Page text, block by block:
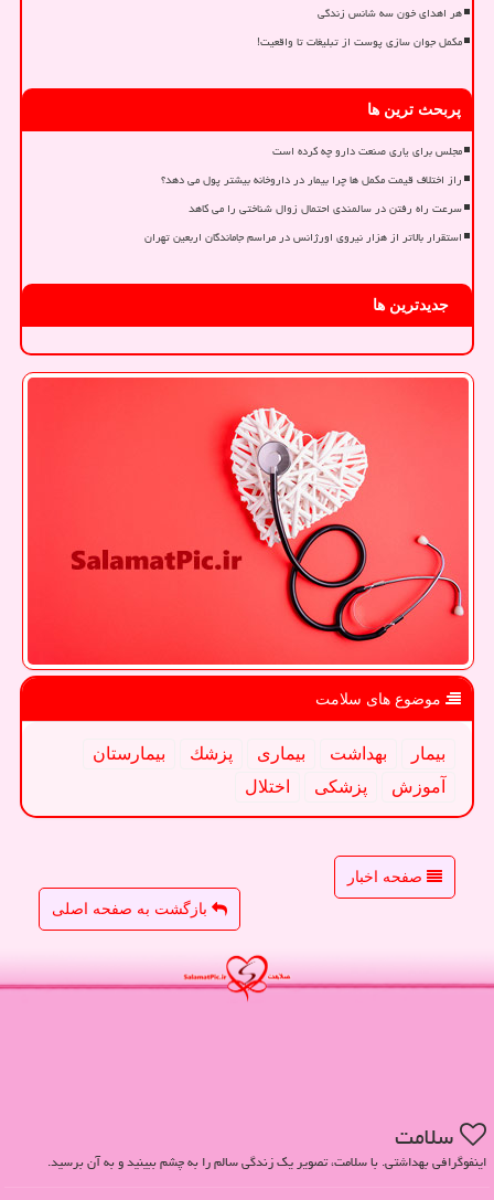
هر اهدای خون سه شانس زندگی
مکمل جوان سازی پوست از تبلیغات تا واقعیت!
پربحث ترین ها
مجلس برای یاری صنعت دارو چه کرده است
راز اختلاف قیمت مکمل ها چرا بیمار در داروخانه بیشتر پول می دهد؟
سرعت راه رفتن در سالمندی احتمال زوال شناختی را می کاهد
استقرار بالاتر از هزار نیروی اورژانس در مراسم جاماندگان اربعین تهران
جدیدترین ها
موضوع های سلامت
بیمار بهداشت بیماری پزشك
بیمارستان
آموزش
پزشكی اختلال
صفحه اخبار
بازگشت به صفحه اصلی
سلامت
اینفوگرافی بهداشتی. با سلامت، تصویر یک زندگی سالم را به چشم ببینید و به آن برسید.